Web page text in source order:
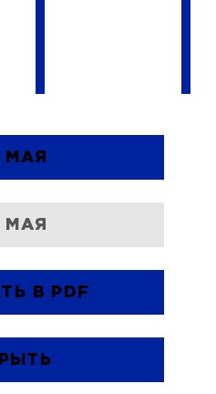
МАЯ
МАЯ
В PDF